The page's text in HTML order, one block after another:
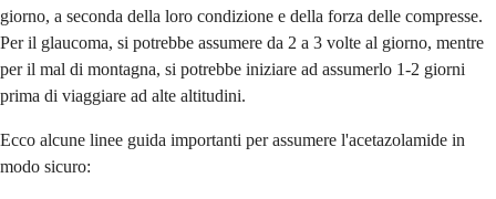
giorno, a seconda della loro condizione e della forza delle compresse.
Per il glaucoma, si potrebbe assumere da 2 a 3 volte al giorno, mentre
per il mal di montagna, si potrebbe iniziare ad assumerlo 1-2 giorni
prima di viaggiare ad alte altitudini.
Ecco alcune linee guida importanti per assumere l'acetazolamide in
modo sicuro: